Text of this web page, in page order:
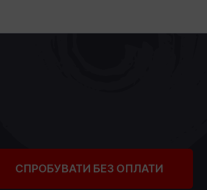
СПРОБУВАТИ БЕЗ ОПЛАТИ